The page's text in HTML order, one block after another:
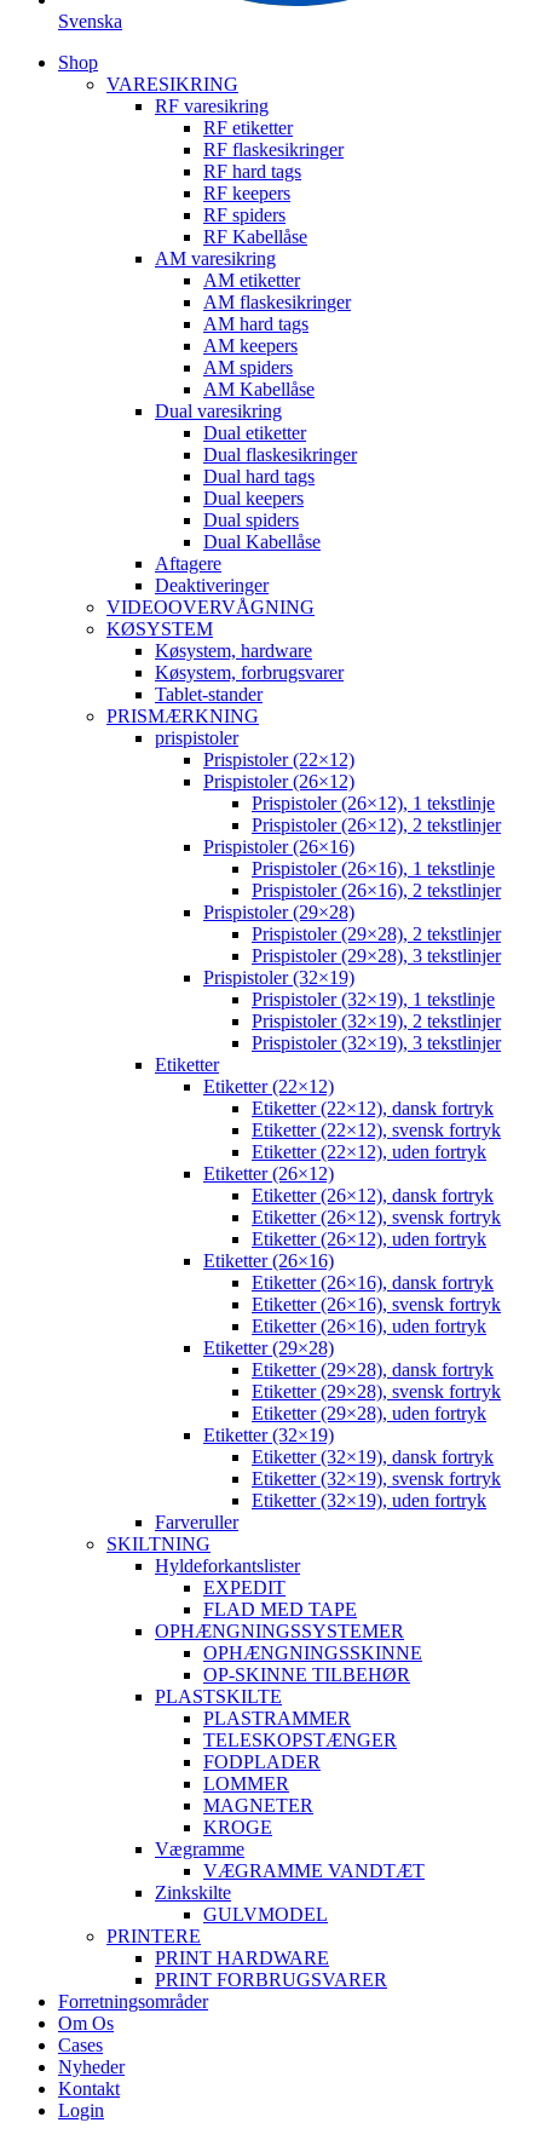
Svenska
Shop
VARESIKRING
RF varesikring
RF etiketter
RF flaskesikringer
RF hard tags
RF keepers
RF spiders
RF Kabellåse
AM varesikring
AM etiketter
AM flaskesikringer
AM hard tags
AM keepers
AM spiders
AM Kabellåse
Dual varesikring
Dual etiketter
Dual flaskesikringer
Dual hard tags
Dual keepers
Dual spiders
Dual Kabellåse
Aftagere
Deaktiveringer
VIDEOOVERVÅGNING
KØSYSTEM
Køsystem, hardware
Køsystem, forbrugsvarer
Tablet-stander
PRISMÆRKNING
prispistoler
Prispistoler (22×12)
Prispistoler (26×12)
Prispistoler (26×12), 1 tekstlinje
Prispistoler (26×12), 2 tekstlinjer
Prispistoler (26×16)
Prispistoler (26×16), 1 tekstlinje
Prispistoler (26×16), 2 tekstlinjer
Prispistoler (29×28)
Prispistoler (29×28), 2 tekstlinjer
Prispistoler (29×28), 3 tekstlinjer
Prispistoler (32×19)
Prispistoler (32×19), 1 tekstlinje
Prispistoler (32×19), 2 tekstlinjer
Prispistoler (32×19), 3 tekstlinjer
Etiketter
Etiketter (22×12)
Etiketter (22×12), dansk fortryk
Etiketter (22×12), svensk fortryk
Etiketter (22×12), uden fortryk
Etiketter (26×12)
Etiketter (26×12), dansk fortryk
Etiketter (26×12), svensk fortryk
Etiketter (26×12), uden fortryk
Etiketter (26×16)
Etiketter (26×16), dansk fortryk
Etiketter (26×16), svensk fortryk
Etiketter (26×16), uden fortryk
Etiketter (29×28)
Etiketter (29×28), dansk fortryk
Etiketter (29×28), svensk fortryk
Etiketter (29×28), uden fortryk
Etiketter (32×19)
Etiketter (32×19), dansk fortryk
Etiketter (32×19), svensk fortryk
Etiketter (32×19), uden fortryk
Farveruller
SKILTNING
Hyldeforkantslister
EXPEDIT
FLAD MED TAPE
OPHÆNGNINGSSYSTEMER
OPHÆNGNINGSSKINNE
OP-SKINNE TILBEHØR
PLASTSKILTE
PLASTRAMMER
TELESKOPSTÆNGER
FODPLADER
LOMMER
MAGNETER
KROGE
Vægramme
VÆGRAMME VANDTÆT
Zinkskilte
GULVMODEL
PRINTERE
PRINT HARDWARE
PRINT FORBRUGSVARER
Forretningsområder
Om Os
Cases
Nyheder
Kontakt
Login